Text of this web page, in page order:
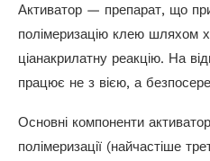
Активатор — препарат, що
полімеризацію клею шляхом
ціанакрилатну реакцію. На
працює не з вією, а
Основні компоненти
полімеризації (найчастіше